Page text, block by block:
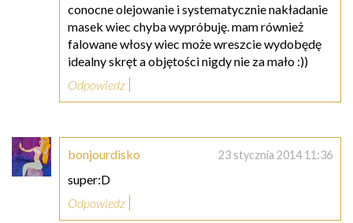
conocne olejowanie i systematycznie nakładanie
masek wiec chyba wypróbuję. mam również
falowane włosy wiec może wreszcie wydobędę
idealny skręt a objętości nigdy nie za mało :))
Odpowiedz
bonjourdisko 23 stycznia 2014 11:36
super:D
Odpowiedz